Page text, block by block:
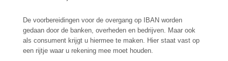
De voorbereidingen voor de overgang op IBAN worden
gedaan door de banken, overheden en bedrijven. Maar ook
als consument krijgt u hiermee te maken. Hier staat vast op
een rijtje waar u rekening mee moet houden.